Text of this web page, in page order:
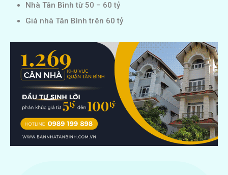
Nhà Tân Bình từ 50 – 60 tỷ
Giá nhà Tân Bình trên 60 tỷ